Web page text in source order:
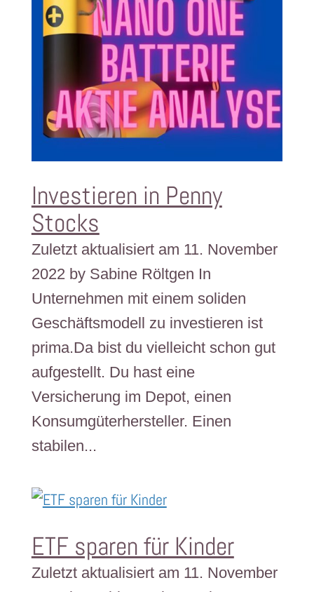
Investieren in Penny
Stocks
Zuletzt aktualisiert am 11. November
2022 by Sabine Röltgen In
Unternehmen mit einem soliden
Geschäftsmodell zu investieren ist
prima.Da bist du vielleicht schon gut
aufgestellt. Du hast eine
Versicherung im Depot, einen
Konsumgüterhersteller. Einen
stabilen...
ETF sparen für Kinder
Zuletzt aktualisiert am 11. November